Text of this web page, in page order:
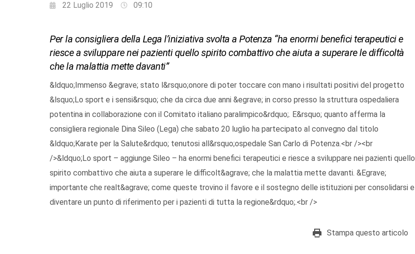
22 Luglio 2019 09:10
Per la consigliera della Lega l’iniziativa svolta a Potenza “ha enormi benefici terapeutici e
riesce a sviluppare nei pazienti quello spirito combattivo che aiuta a superare le difficoltà
che la malattia mette davanti”
&ldquo;Immenso &egrave; stato l&rsquo;onore di poter toccare con mano i risultati positivi del progetto
&lsquo;Lo sport e i sensi&rsquo; che da circa due anni &egrave; in corso presso la struttura ospedaliera
potentina in collaborazione con il Comitato italiano paralimpico&rdquo;. E&rsquo; quanto afferma la
consigliera regionale Dina Sileo (Lega) che sabato 20 luglio ha partecipato al convegno dal titolo
&ldquo;Karate per la Salute&rdquo; tenutosi all&rsquo;ospedale San Carlo di Potenza.<br /><br
/>&ldquo;Lo sport – aggiunge Sileo – ha enormi benefici terapeutici e riesce a sviluppare nei pazienti quello
spirito combattivo che aiuta a superare le difficolt&agrave; che la malattia mette davanti. &Egrave;
importante che realt&agrave; come queste trovino il favore e il sostegno delle istituzioni per consolidarsi e
diventare un punto di riferimento per i pazienti di tutta la regione&rdquo;.<br />
Stampa questo articolo